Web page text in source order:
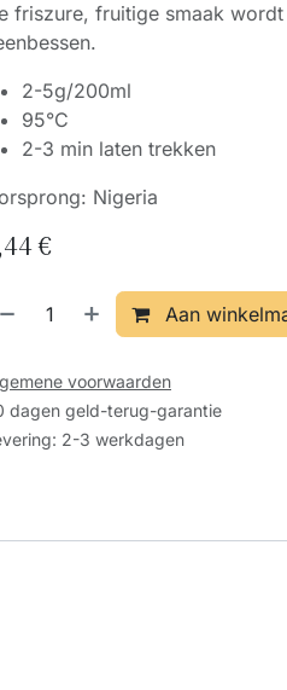
friszure, fruitige smaak
2-5g/200ml
95°C
2-3 min laten trekken
Nigeria
€
Aan
voorwaarden
dagen geld-terug-garantie
2-3 werkdagen